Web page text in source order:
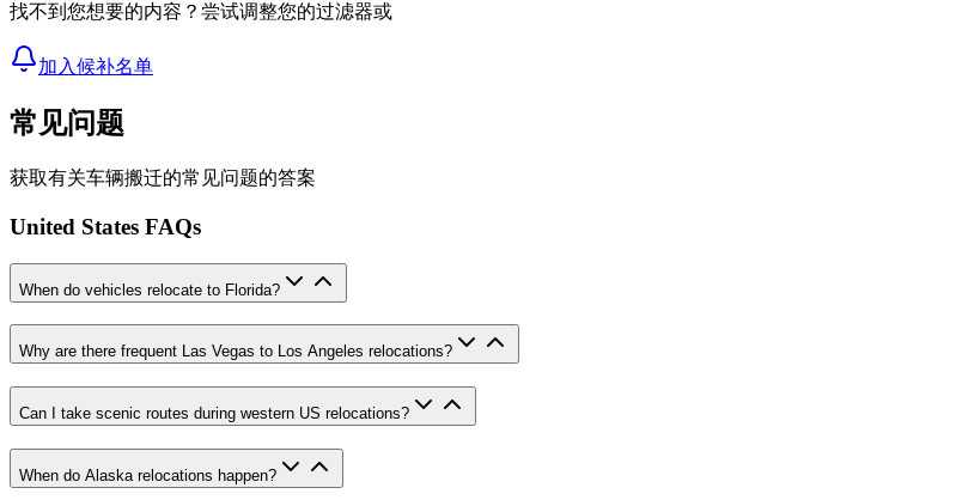
找不到您想要的内容？尝试调整您的过滤器或
加入候补名单
常见问题
获取有关车辆搬迁的常见问题的答案
United States FAQs
When do vehicles relocate to Florida?
Why are there frequent Las Vegas to Los Angeles relocations?
Can I take scenic routes during western US relocations?
When do Alaska relocations happen?